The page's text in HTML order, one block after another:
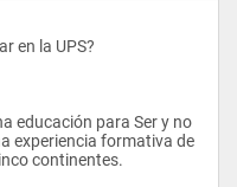
en la UPS?
educación para Ser y no
experiencia formativa de
continentes.